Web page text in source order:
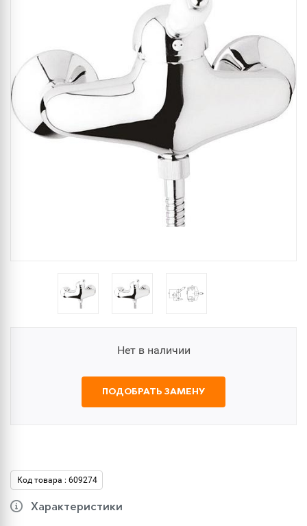
Нет в наличии
ПОДОБРАТЬ ЗАМЕНУ
Код товара : 609274
Характеристики